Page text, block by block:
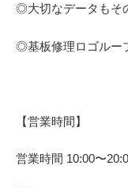
◎大切なデータもそ
◎基板修理ロゴルー
【営業時間】
営業時間 10:00〜